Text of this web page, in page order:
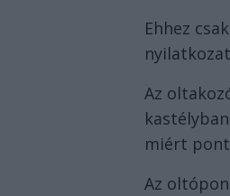
Ehhez
Az
miért
Az